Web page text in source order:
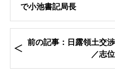
で小池書記局長
前の記事：日露領土交
／志